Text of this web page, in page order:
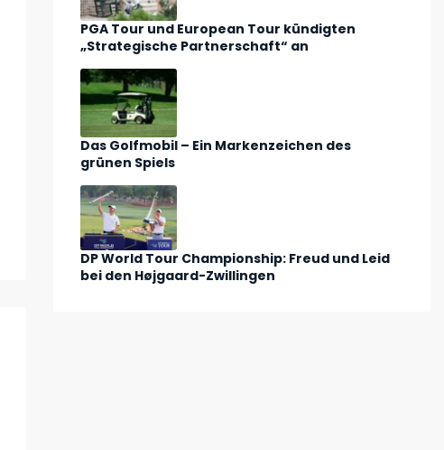
PGA Tour und European Tour kündigten
„Strategische Partnerschaft“ an
Das Golfmobil – Ein Markenzeichen des
grünen Spiels
DP World Tour Championship: Freud und Leid
bei den Højgaard-Zwillingen